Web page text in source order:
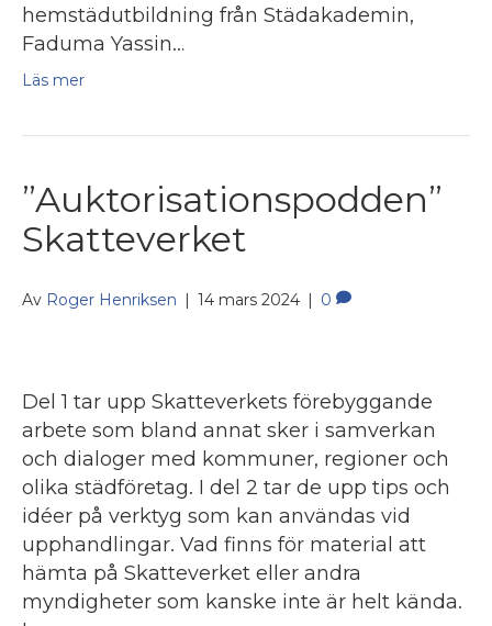
hemstädutbildning från Städakademin,
Faduma Yassin…
Läs mer
”Auktorisationspodden”
Skatteverket
Av Roger Henriksen | 14 mars 2024 | 0
Del 1 tar upp Skatteverkets förebyggande
arbete som bland annat sker i samverkan
och dialoger med kommuner, regioner och
olika städföretag. I del 2 tar de upp tips och
idéer på verktyg som kan användas vid
upphandlingar. Vad finns för material att
hämta på Skatteverket eller andra
myndigheter som kanske inte är helt kända.